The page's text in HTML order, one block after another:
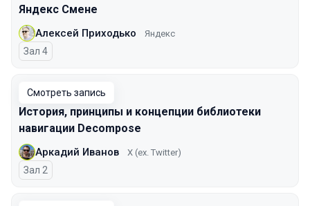
Яндекс Смене
Алексей Приходько Яндекс
Зал 4
Смотреть запись
История, принципы и концепции библиотеки
навигации Decompose
Аркадий Иванов X (ex. Twitter)
Зал 2